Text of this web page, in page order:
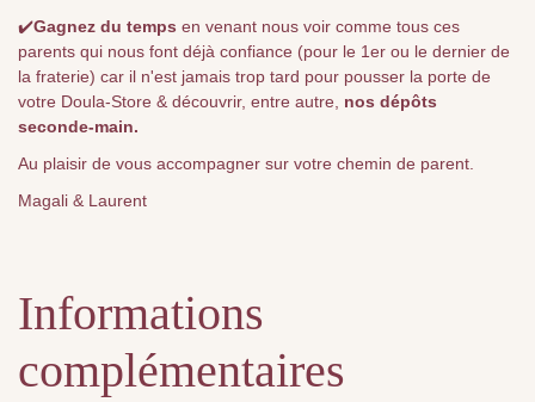
✔️Gagnez du temps en venant nous voir comme tous ces
parents qui nous font déjà confiance (pour le 1er ou le dernier de
la fraterie) car il n'est jamais trop tard pour pousser la porte de
votre Doula-Store & découvrir, entre autre, nos dépôts
seconde-main.
Au plaisir de vous accompagner sur votre chemin de parent.
Magali & Laurent
Informations
complémentaires